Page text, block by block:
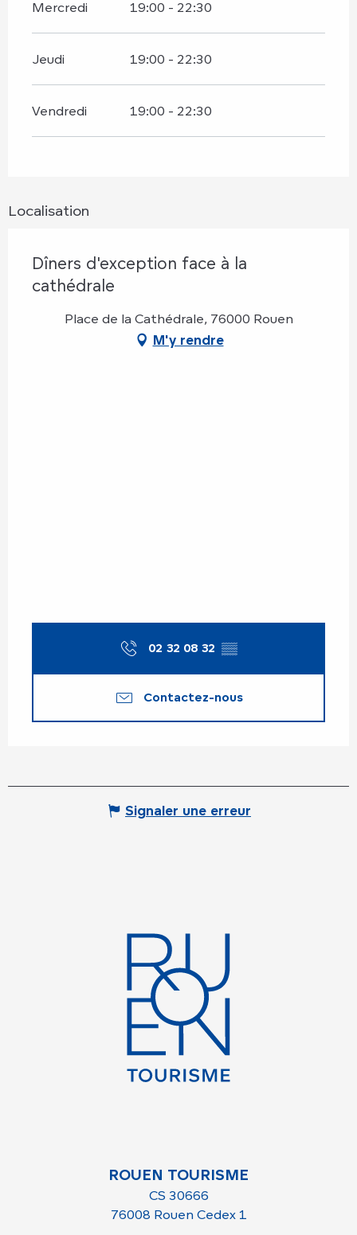
Mercredi 19:00 - 22:30
Jeudi 19:00 - 22:30
Vendredi 19:00 - 22:30
Localisation
Dîners d'exception face à la
cathédrale
Place de la Cathédrale, 76000 Rouen
M'y rendre
02 32 08 32 ▒▒
Contactez-nous
Signaler une erreur
ROUEN TOURISME
CS 30666
76008 Rouen Cedex 1